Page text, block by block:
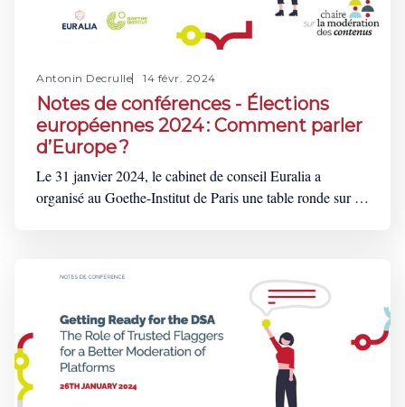
Antonin Decrulle 14 févr. 2024
Notes de conférences - Élections
européennes 2024 : Comment parler
d’Europe ?
Le 31 janvier 2024, le cabinet de conseil Euralia a
organisé au Goethe-Institut de Paris une table ronde sur le
sur les enjeux liés à la régulation